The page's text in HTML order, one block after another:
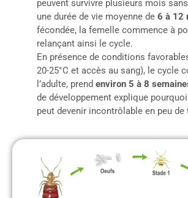
peuvent survivre plusieurs mois
une durée de vie moyenne de 6 à 12
fécondée, la femelle commence à
relançant ainsi le cycle.
En présence de conditions
20-25°C et accès au sang), le cycle
l’adulte, prend environ 5 à 8
de développement explique
peut devenir incontrôlable en peu de